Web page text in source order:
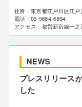
住所：東京都江戸川区江
電話：03-5664-6894
アクセス：都営新宿線一
NEWS
プレスリリース
した